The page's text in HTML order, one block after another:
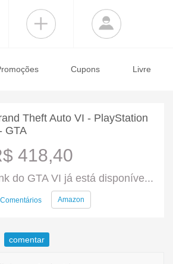
Cupons Livre
Theft Auto VI - PlayStation
GTA
418,40
do GTA VI já está disponíve...
Amazon
comentar